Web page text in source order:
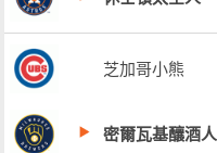
芝加哥小熊
密爾瓦基釀酒人